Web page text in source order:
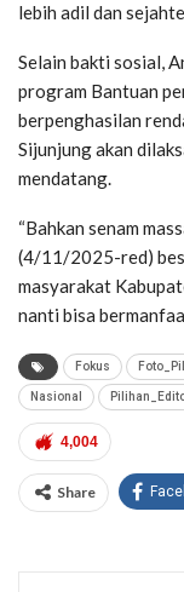
lebih adil dan
Selain bakti sosial,
program Bantuan
berpenghasilan
Sijunjung akan
mendatang.
“Bahkan senam
(4/11/2025-red)
masyarakat
nanti bisa
Fokus
Nasional
4,004
Share